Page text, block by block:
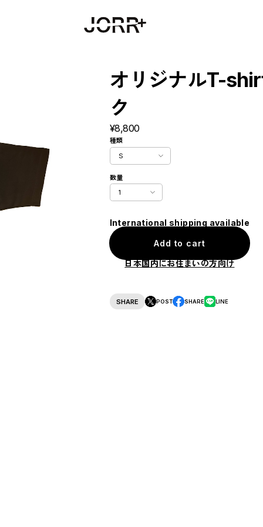
オリジナルT-
ク
¥8,800
種類
数量
International shipping available
Add to cart
日本国内にお住まいの方向け
SHARE POST SHARE LINE